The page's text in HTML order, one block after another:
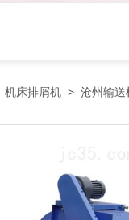
机床排屑机 > 沧州输送